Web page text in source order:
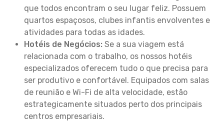
que todos encontram o seu lugar feliz. Possuem
quartos espaçosos, clubes infantis envolventes e
atividades para todas as idades.
Hotéis de Negócios: Se a sua viagem está
relacionada com o trabalho, os nossos hotéis
especializados oferecem tudo o que precisa para
ser produtivo e confortável. Equipados com salas
de reunião e Wi-Fi de alta velocidade, estão
estrategicamente situados perto dos principais
centros empresariais.